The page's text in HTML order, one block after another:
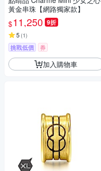
黃金串珠【網路獨家款】
$11,250 9折
5 (1)
挑戰低價 券
加入購物車